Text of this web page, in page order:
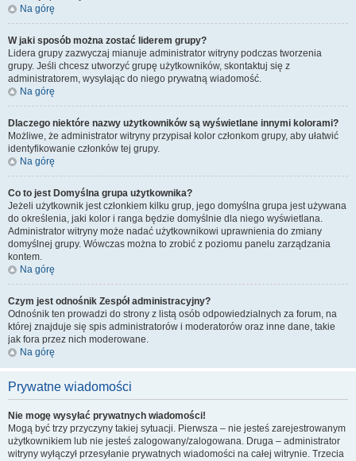
Na górę
W jaki sposób można zostać liderem grupy?
Lidera grupy zazwyczaj mianuje administrator witryny podczas tworzenia
grupy. Jeśli chcesz utworzyć grupę użytkowników, skontaktuj się z
administratorem, wysyłając do niego prywatną wiadomość.
Na górę
Dlaczego niektóre nazwy użytkowników są wyświetlane innymi kolorami?
Możliwe, że administrator witryny przypisał kolor członkom grupy, aby ułatwić
identyfikowanie członków tej grupy.
Na górę
Co to jest Domyślna grupa użytkownika?
Jeżeli użytkownik jest członkiem kilku grup, jego domyślna grupa jest używana
do określenia, jaki kolor i ranga będzie domyślnie dla niego wyświetlana.
Administrator witryny może nadać użytkownikowi uprawnienia do zmiany
domyślnej grupy. Wówczas można to zrobić z poziomu panelu zarządzania
kontem.
Na górę
Czym jest odnośnik Zespół administracyjny?
Odnośnik ten prowadzi do strony z listą osób odpowiedzialnych za forum, na
której znajduje się spis administratorów i moderatorów oraz inne dane, takie
jak fora przez nich moderowane.
Na górę
Prywatne wiadomości
Nie mogę wysyłać prywatnych wiadomości!
Mogą być trzy przyczyny takiej sytuacji. Pierwsza – nie jesteś zarejestrowanym
użytkownikiem lub nie jesteś zalogowany/zalogowana. Druga – administrator
witryny wyłączył przesyłanie prywatnych wiadomości na całej witrynie. Trzecia